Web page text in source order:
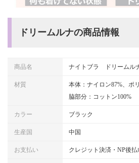
ドリームルナの商品情報
商品名 ナイトブラ ドリームル
材質
本体：ナイロン87%、ポ
脇部分：コットン100%
カラー ブラック
生産国 中国
お支払い クレジット決済・NP後払